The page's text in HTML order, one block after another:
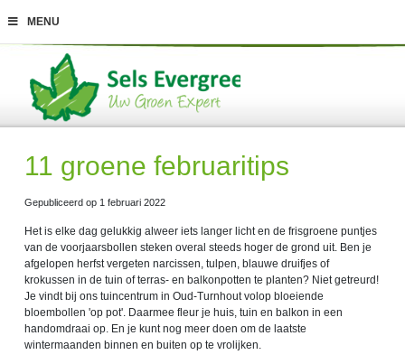
MENU
11 groene februaritips
Gepubliceerd op 1 februari 2022
Het is elke dag gelukkig alweer iets langer licht en de frisgroene puntjes
van de voorjaarsbollen steken overal steeds hoger de grond uit. Ben je
afgelopen herfst vergeten narcissen, tulpen, blauwe druifjes of
krokussen in de tuin of terras- en balkonpotten te planten? Niet getreurd!
Je vindt bij ons tuincentrum in Oud-Turnhout volop bloeiende
bloembollen 'op pot'. Daarmee fleur je huis, tuin en balkon in een
handomdraai op. En je kunt nog meer doen om de laatste
wintermaanden binnen en buiten op te vrolijken.